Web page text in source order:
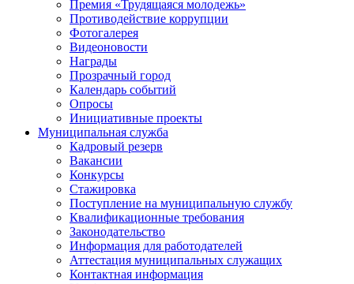
Премия «Трудящаяся молодежь»
Противодействие коррупции
Фотогалерея
Видеоновости
Награды
Прозрачный город
Календарь событий
Опросы
Инициативные проекты
Муниципальная служба
Кадровый резерв
Вакансии
Конкурсы
Стажировка
Поступление на муниципальную службу
Квалификационные требования
Законодательство
Информация для работодателей
Аттестация муниципальных служащих
Контактная информация